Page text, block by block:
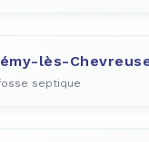
lès-
septique